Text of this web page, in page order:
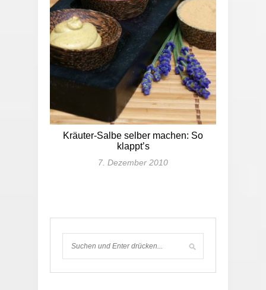
Kräuter-Salbe selber machen: So
klappt’s
7. Dezember 2010